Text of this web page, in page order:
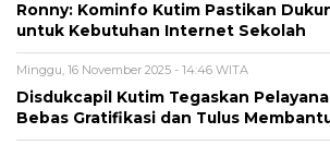
Ronny: Kominfo Kutim Pastikan
untuk Kebutuhan Internet Sekolah
Minggu, 16 November 2025 - 14:46 WITA
Disdukcapil Kutim Tegaskan
Bebas Gratifikasi dan Tulus